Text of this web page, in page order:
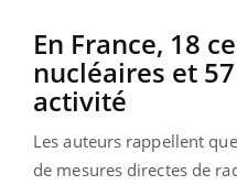
En France, 18
nucléaires et
activité
Les auteurs rappellent
de mesures directes de